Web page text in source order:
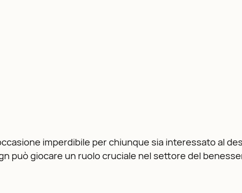
imperdibile per chiunque sia interessato al
può giocare un ruolo cruciale nel settore del